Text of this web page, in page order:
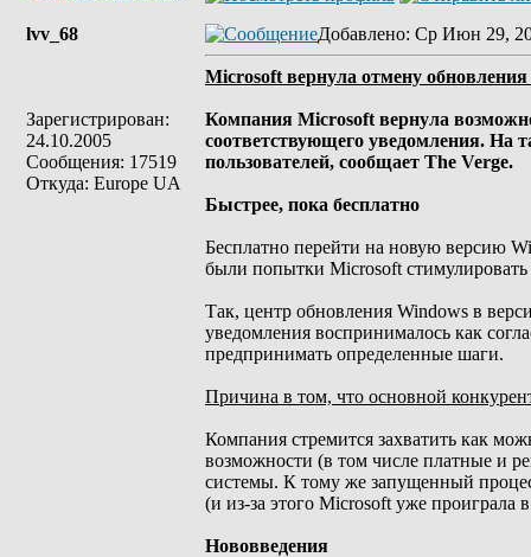
lvv_68
Зарегистрирован:
24.10.2005
Сообщения: 17519
Откуда: Europe UA
Добавлено: Ср Июн 29,
Microsoft вернула отмену
Компания Microsoft вернула
соответствующего уведомления. На
пользователей, сообщает The Verge.
Быстрее, пока бесплатно
Бесплатно перейти на новую версию
были попытки Microsoft стимулировать
Так, центр обновления Windows в
уведомления воспринималось как
предпринимать определенные шаги.
Причина в том, что основной
Компания стремится захватить как
возможности (в том числе платные и
системы. К тому же запущенный
(и из-за этого Microsoft уже проиграла
Нововведения